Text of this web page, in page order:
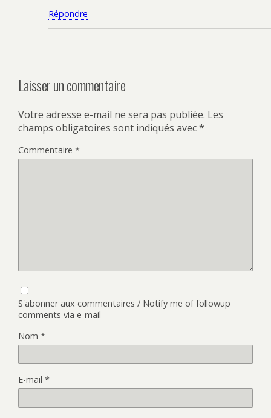
Répondre
Laisser un commentaire
Votre adresse e-mail ne sera pas publiée. Les
champs obligatoires sont indiqués avec*
Commentaire *
S'abonner aux commentaires / Notify me of followup
comments via e-mail
Nom *
E-mail *